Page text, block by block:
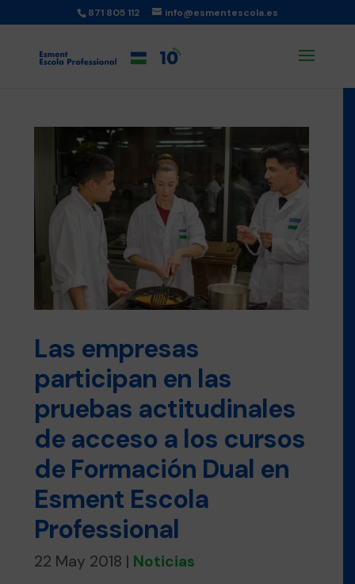
871 805 112 info@esmentescola.es
Las empresas
participan en las
pruebas actitudinales
de acceso a los cursos
de Formación Dual en
Esment Escola
Professional
22 May 2018 | Noticias